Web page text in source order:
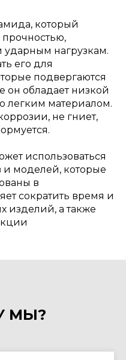
который
прочностью,
ударным нагрузкам.
его для
подвергаются
он обладает низкой
легким материалом.
не гниет,
использоваться
и моделей, которые
в
сократить время и
изделий, а также
МЫ?